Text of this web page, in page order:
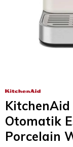
KitchenAid
Otomatik
Porcelain